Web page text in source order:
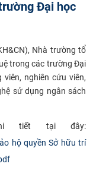
Đại học
Nhà trường tổ
trong các trường Đại
nghiên cứu viên,
sử dụng ngân sách
tiết tại đây: